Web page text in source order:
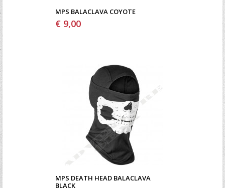
MPS BALACLAVA COYOTE
€ 9,00
MPS DEATH HEAD BALACLAVA
BLACK